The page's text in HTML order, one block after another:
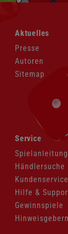
überspringen
Aktuelles
Presse
Autoren
Sitemap
Navigation
überspringen
Service
Händlersuche
Kundenservice
Hilfe &
Gewinnspiele